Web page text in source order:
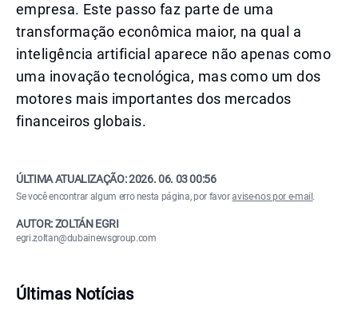
empresa. Este passo faz parte de uma
transformação econômica maior, na qual a
inteligência artificial aparece não apenas como
uma inovação tecnológica, mas como um dos
motores mais importantes dos mercados
financeiros globais.
ÚLTIMA ATUALIZAÇÃO:2026. 06. 03 00:56
Se você encontrar algum erro nesta página, por favoravise-nos por e-mail .
AUTOR: ZOLTÁN EGRI
egri.zoltan@dubainewsgroup.com
Últimas Notícias